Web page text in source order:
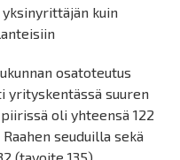
kuin
osatoteutus
yrityskentässä suuren
oli yhteensä 122
seuduilla sekä